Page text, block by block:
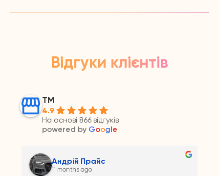
Відгуки клієнтів
ТМ
4.9
На основі 866 відгуків
powered by Google
Андрій Прайс
11 months ago